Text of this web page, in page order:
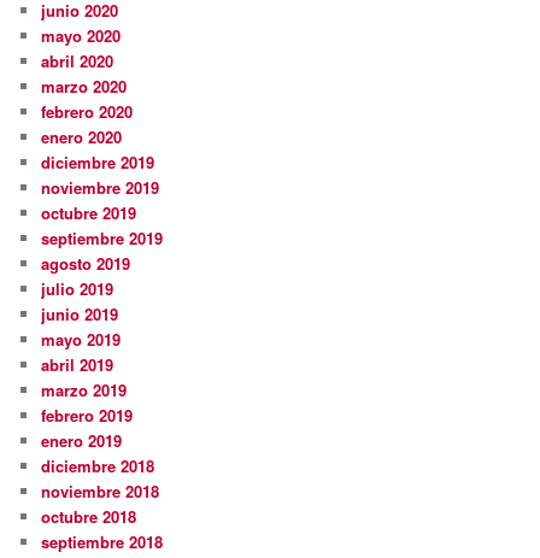
junio 2020
mayo 2020
abril 2020
marzo 2020
febrero 2020
enero 2020
diciembre 2019
noviembre 2019
octubre 2019
septiembre 2019
agosto 2019
julio 2019
junio 2019
mayo 2019
abril 2019
marzo 2019
febrero 2019
enero 2019
diciembre 2018
noviembre 2018
octubre 2018
septiembre 2018